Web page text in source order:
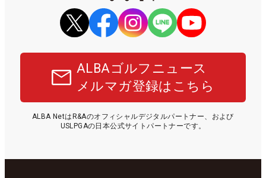
ALBAゴルフニュース
メルマガ登録はこちら
ALBA NetはR&Aのオフィシャルデジタルパートナー、および
USLPGAの日本公式サイトパートナーです。